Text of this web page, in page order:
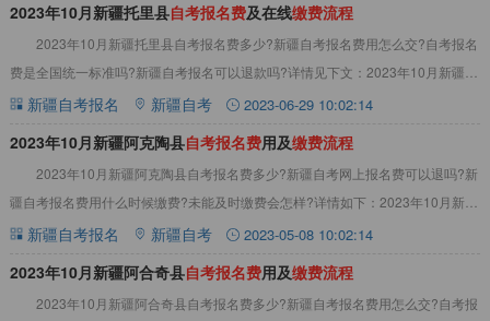
2023年10月新疆托里县自考报名费及在线缴费流程
2023年10月新疆托里县自考报名费多少?新疆自考报名费用怎么交?自考报名
费是全国统一标准吗?新疆自考报名可以退款吗?详情见下文：2023年10月新疆托
里县自考报名费及在线缴费流程
新疆自考报名 新疆自考 2023-06-29 10:02:14
2023年10月新疆阿克陶县自考报名费用及缴费流程
2023年10月新疆阿克陶县自考报名费多少?新疆自考网上报名费可以退吗?新
疆自考报名费用什么时候缴费?未能及时缴费会怎样?详情如下：2023年10月新疆
阿克陶县自考报名费须知1、2
新疆自考报名 新疆自考 2023-05-08 10:02:14
2023年10月新疆阿合奇县自考报名费用及缴费流程
2023年10月新疆阿合奇县自考报名费多少?新疆自考报名费用怎么交?自考报